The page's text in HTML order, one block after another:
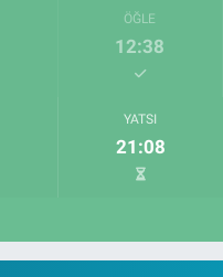
ÖĞLE
12:38
YATSI
21:08